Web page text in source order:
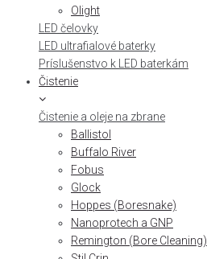
Olight
LED čelovky
LED ultrafialové baterky
Príslušenstvo k LED baterkám
Čistenie
Čistenie a oleje na zbrane
Ballistol
Buffalo River
Fobus
Glock
Hoppes (Boresnake)
Nanoprotech a GNP
Remington (Bore Cleaning)